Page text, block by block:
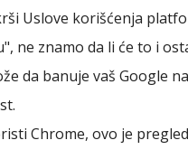
Uslove korišćenja
ne znamo da li će to i
da banuje vaš Google
Chrome, ovo je